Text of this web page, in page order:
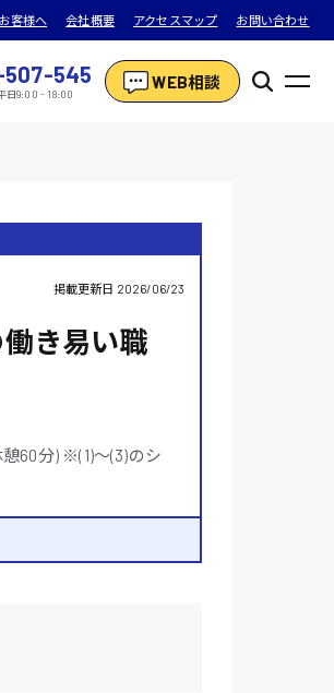
客様へ 会社概要 アクセスマップ お問い合わせ
507-545
日9:00 - 18:00
WEB相談
掲載更新日 2026/06/23
き易い職
60分) ※(1)〜(3)のシ